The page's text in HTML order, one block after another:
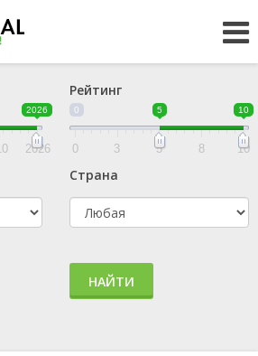
2026
2026
Рейтинг
0 5 10
0 3 5 8 10
Страна
НАЙТИ